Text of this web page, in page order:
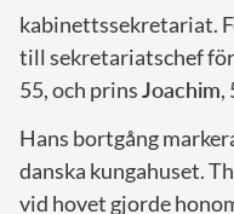
kabinettssekretariat.
till sekretariatschef
55, och prinsJoachim,
Hans bortgång
danska kungahuset.
vid hovet gjorde